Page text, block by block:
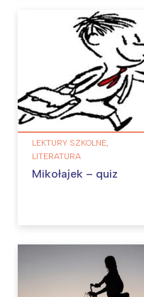
LEKTURY SZKOLNE,
LITERATURA
Mikołajek – quiz